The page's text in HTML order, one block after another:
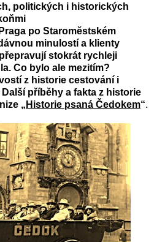
politických i historických
po Staroměstském
minulostí a klienty
stokrát rychleji
Co bylo ale mezitím?
z historie cestování i
příběhy a fakta z historie
„ Historie psaná Čedokem“.